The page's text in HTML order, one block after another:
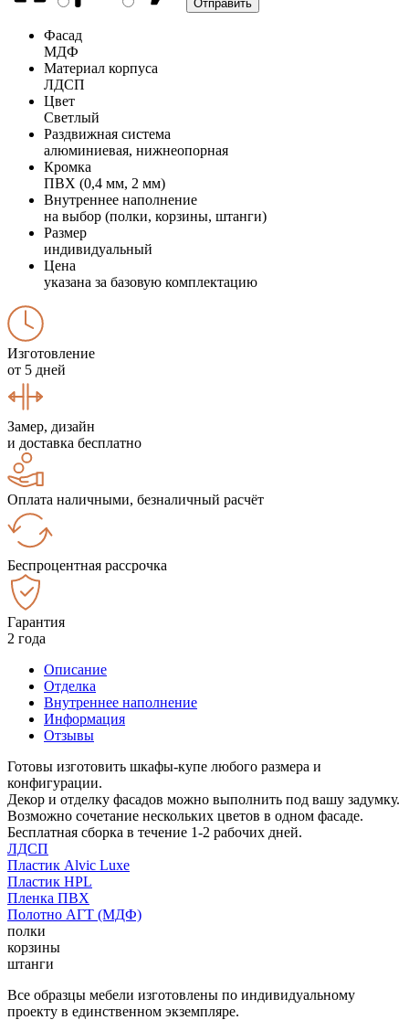
Фасад
МДФ
Материал корпуса
ЛДСП
Цвет
Светлый
Раздвижная система
алюминиевая, нижнеопорная
Кромка
ПВХ (0,4 мм, 2 мм)
Внутреннее наполнение
на выбор (полки, корзины, штанги)
Размер
индивидуальный
Цена
указана за базовую комплектацию
Изготовление
от 5 дней
Замер, дизайн
и доставка бесплатно
Оплата наличными, безналичный расчёт
Беспроцентная рассрочка
Гарантия
2 года
Описание
Отделка
Внутреннее наполнение
Информация
Отзывы
Готовы изготовить шкафы-купе любого размера и
конфигурации.
Декор и отделку фасадов можно выполнить под вашу задумку.
Возможно сочетание нескольких цветов в одном фасаде.
Бесплатная сборка в течение 1-2 рабочих дней.
ЛДСП
Пластик Alvic Luxe
Пластик HPL
Пленка ПВХ
Полотно АГТ (МДФ)
полки
корзины
штанги
Все образцы мебели изготовлены по индивидуальному
проекту в единственном экземпляре.